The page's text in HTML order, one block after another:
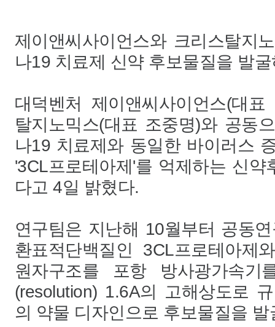
제이앤씨사이언스와 크리스탈지
나19 치료제 신약 후보물질을 발
대덕벤처 제이앤씨사이언스(대
탈지노믹스(대표 조중명)와 공동
나19 치료제와 동일한 바이러스
'3CL프로테아제'를 억제하는 신약
다고 4일 밝혔다.
연구팀은 지난해 10월부터 공동
환표적단백질인 3CL프로테아제
원자구조를 포항 방사광가속기
(resolution) 1.6A의 고해상도로
의 약물 디자인으로 후보물질을 발